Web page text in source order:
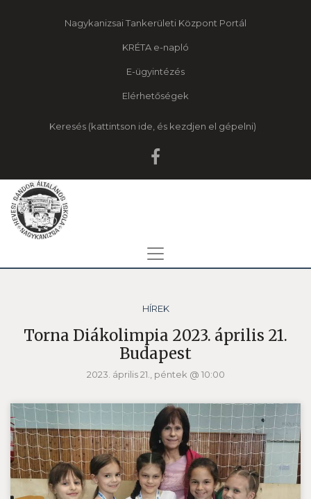
Nagykanizsai Tankerületi Központ Portál
KRÉTA e-napló
E-ügyintézés
Elérhetőségek
Keresés
HÍREK
Torna Diákolimpia 2023. április 21.
Budapest
2023. április 21., péntek @ 10:00